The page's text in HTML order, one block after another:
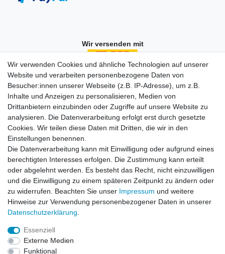
Wir versenden mit
Einkaufen
Zahlungsarten
Versandarten & -kosten
Widerrufsrecht
Warenkorb
Zur Kasse
Vertrag widerrufen
Mein Konto
Registrieren
Wir verwenden Cookies und ähnliche Technologien auf unserer
Website und verarbeiten personenbezogene Daten von
Besucher:innen unserer Webseite (z.B. IP-Adresse), um z.B.
Inhalte und Anzeigen zu personalisieren, Medien von
Drittanbietern einzubinden oder Zugriffe auf unsere Website zu
analysieren. Die Datenverarbeitung erfolgt erst durch gesetzte
Cookies. Wir teilen diese Daten mit Dritten, die wir in den
Einstellungen benennen.
Die Datenverarbeitung kann mit Einwilligung oder aufgrund eines
berechtigten Interesses erfolgen. Die Zustimmung kann erteilt
oder abgelehnt werden. Es besteht das Recht, nicht einzuwilligen
und die Einwilligung zu einem späteren Zeitpunkt zu ändern oder
zu widerrufen. Beachten Sie unser Impressum und weitere
Hinweise zur Verwendung personenbezogener Daten in unserer
Daten­schutz­erklärung
Essenziell
Externe Medien
Funktional